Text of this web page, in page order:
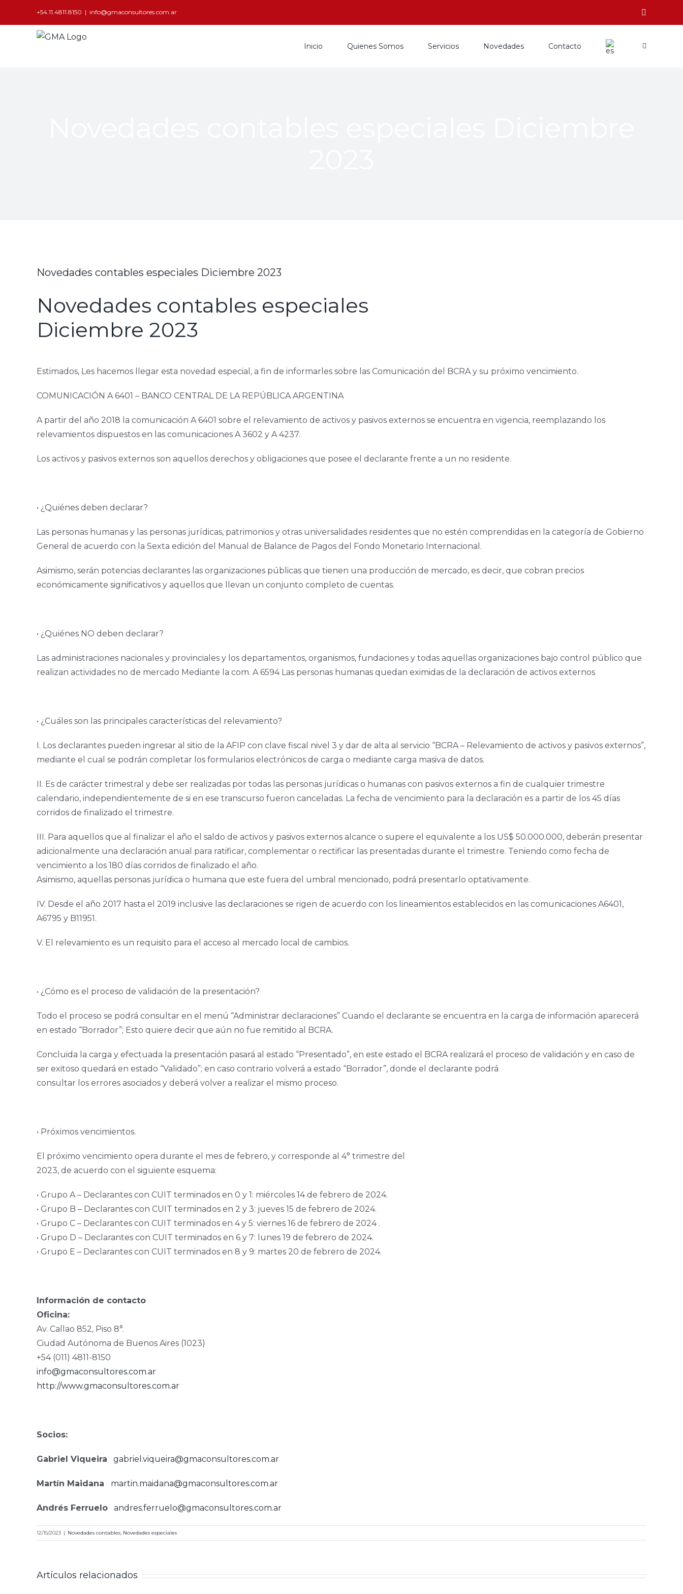
+54.11.4811.8150 | info@gmaconsultores.com.ar
Inicio Quienes Somos Servicios Novedades Contacto
Novedades contables especiales Diciembre 2023
Novedades contables especiales
Diciembre 2023
Estimados, Les hacemos llegar esta novedad especial, a fin de informarles sobre las Comunicación del BCRA y su próximo vencimiento.
COMUNICACIÓN A 6401 – BANCO CENTRAL DE LA REPÚBLICA ARGENTINA
A partir del año 2018 la comunicación A 6401 sobre el relevamiento de activos y pasivos externos se encuentra en vigencia, reemplazando los
relevamientos dispuestos en las comunicaciones A 3602 y A 4237.
Los activos y pasivos externos son aquellos derechos y obligaciones que posee el declarante frente a un no residente.
• ¿Quiénes deben declarar?
Las personas humanas y las personas jurídicas, patrimonios y otras universalidades residentes que no estén comprendidas en la categoría de Gobierno
General de acuerdo con la Sexta edición del Manual de Balance de Pagos del Fondo Monetario Internacional.
Asimismo, serán potencias declarantes las organizaciones públicas que tienen una producción de mercado, es decir, que cobran precios
económicamente significativos y aquellos que llevan un conjunto completo de cuentas.
• ¿Quiénes NO deben declarar?
Las administraciones nacionales y provinciales y los departamentos, organismos, fundaciones y todas aquellas organizaciones bajo control público que
realizan actividades no de mercado Mediante la com. A 6594 Las personas humanas quedan eximidas de la declaración de activos externos
• ¿Cuáles son las principales características del relevamiento?
I. Los declarantes pueden ingresar al sitio de la AFIP con clave fiscal nivel 3 y dar de alta al servicio “BCRA – Relevamiento de activos y pasivos externos”,
mediante el cual se podrán completar los formularios electrónicos de carga o mediante carga masiva de datos.
II. Es de carácter trimestral y debe ser realizadas por todas las personas jurídicas o humanas con pasivos externos a fin de cualquier trimestre
calendario, independientemente de si en ese transcurso fueron canceladas. La fecha de vencimiento para la declaración es a partir de los 45 días
corridos de finalizado el trimestre.
III. Para aquellos que al finalizar el año el saldo de activos y pasivos externos alcance o supere el equivalente a los US$ 50.000.000, deberán presentar
adicionalmente una declaración anual para ratificar, complementar o rectificar las presentadas durante el trimestre. Teniendo como fecha de
vencimiento a los 180 días corridos de finalizado el año.
Asimismo, aquellas personas jurídica o humana que este fuera del umbral mencionado, podrá presentarlo optativamente.
IV. Desde el año 2017 hasta el 2019 inclusive las declaraciones se rigen de acuerdo con los lineamientos establecidos en las comunicaciones A6401,
A6795 y B11951.
V. El relevamiento es un requisito para el acceso al mercado local de cambios.
• ¿Cómo es el proceso de validación de la presentación?
Todo el proceso se podrá consultar en el menú “Administrar declaraciones” Cuando el declarante se encuentra en la carga de información aparecerá
en estado “Borrador”; Esto quiere decir que aún no fue remitido al BCRA.
Concluida la carga y efectuada la presentación pasará al estado “Presentado”, en este estado el BCRA realizará el proceso de validación y en caso de
ser exitoso quedará en estado “Validado”; en caso contrario volverá a estado “Borrador”, donde el declarante podrá
consultar los errores asociados y deberá volver a realizar el mismo proceso.
• Próximos vencimientos.
El próximo vencimiento opera durante el mes de febrero, y corresponde al 4° trimestre del
2023, de acuerdo con el siguiente esquema:
• Grupo A – Declarantes con CUIT terminados en 0 y 1: miércoles 14 de febrero de 2024.
• Grupo B – Declarantes con CUIT terminados en 2 y 3: jueves 15 de febrero de 2024.
• Grupo C – Declarantes con CUIT terminados en 4 y 5: viernes 16 de febrero de 2024 .
• Grupo D – Declarantes con CUIT terminados en 6 y 7: lunes 19 de febrero de 2024.
• Grupo E – Declarantes con CUIT terminados en 8 y 9: martes 20 de febrero de 2024.
Información de contacto
Oficina:
Av. Callao 852, Piso 8°.
Ciudad Autónoma de Buenos Aires (1023)
+54 (011) 4811-8150
info@gmaconsultores.com.ar
http://www.gmaconsultores.com.ar
Socios:
Gabriel Viqueira gabriel.viqueira@gmaconsultores.com.ar
Martín Maidana martin.maidana@gmaconsultores.com.ar
Andrés Ferruelo andres.ferruelo@gmaconsultores.com.ar
12/15/2023 | Novedades contables, Novedades especiales
Artículos relacionados